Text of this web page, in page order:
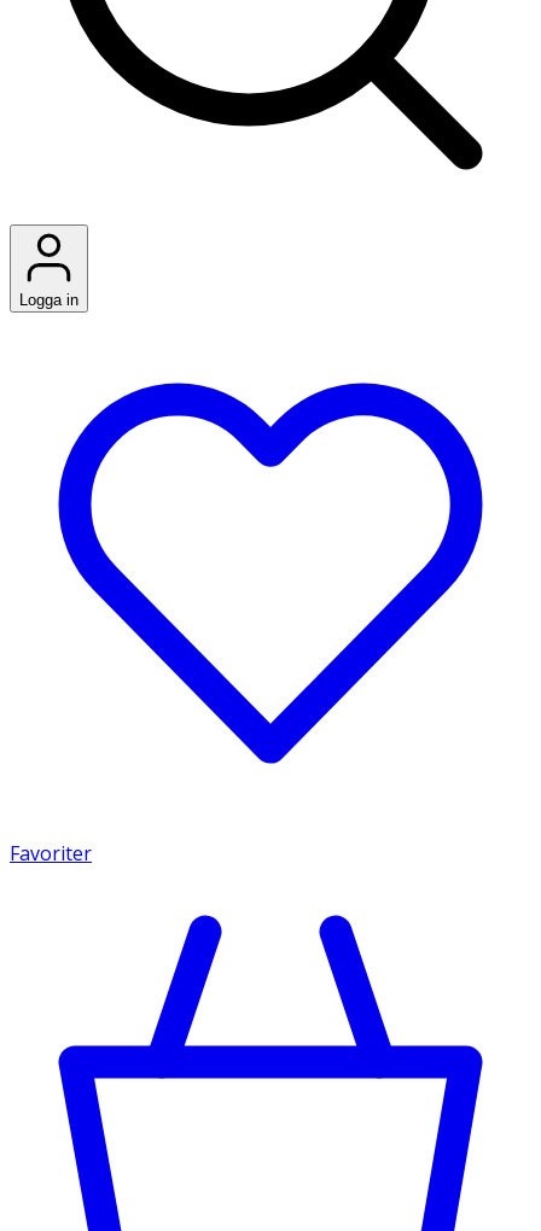
Logga in
Favoriter